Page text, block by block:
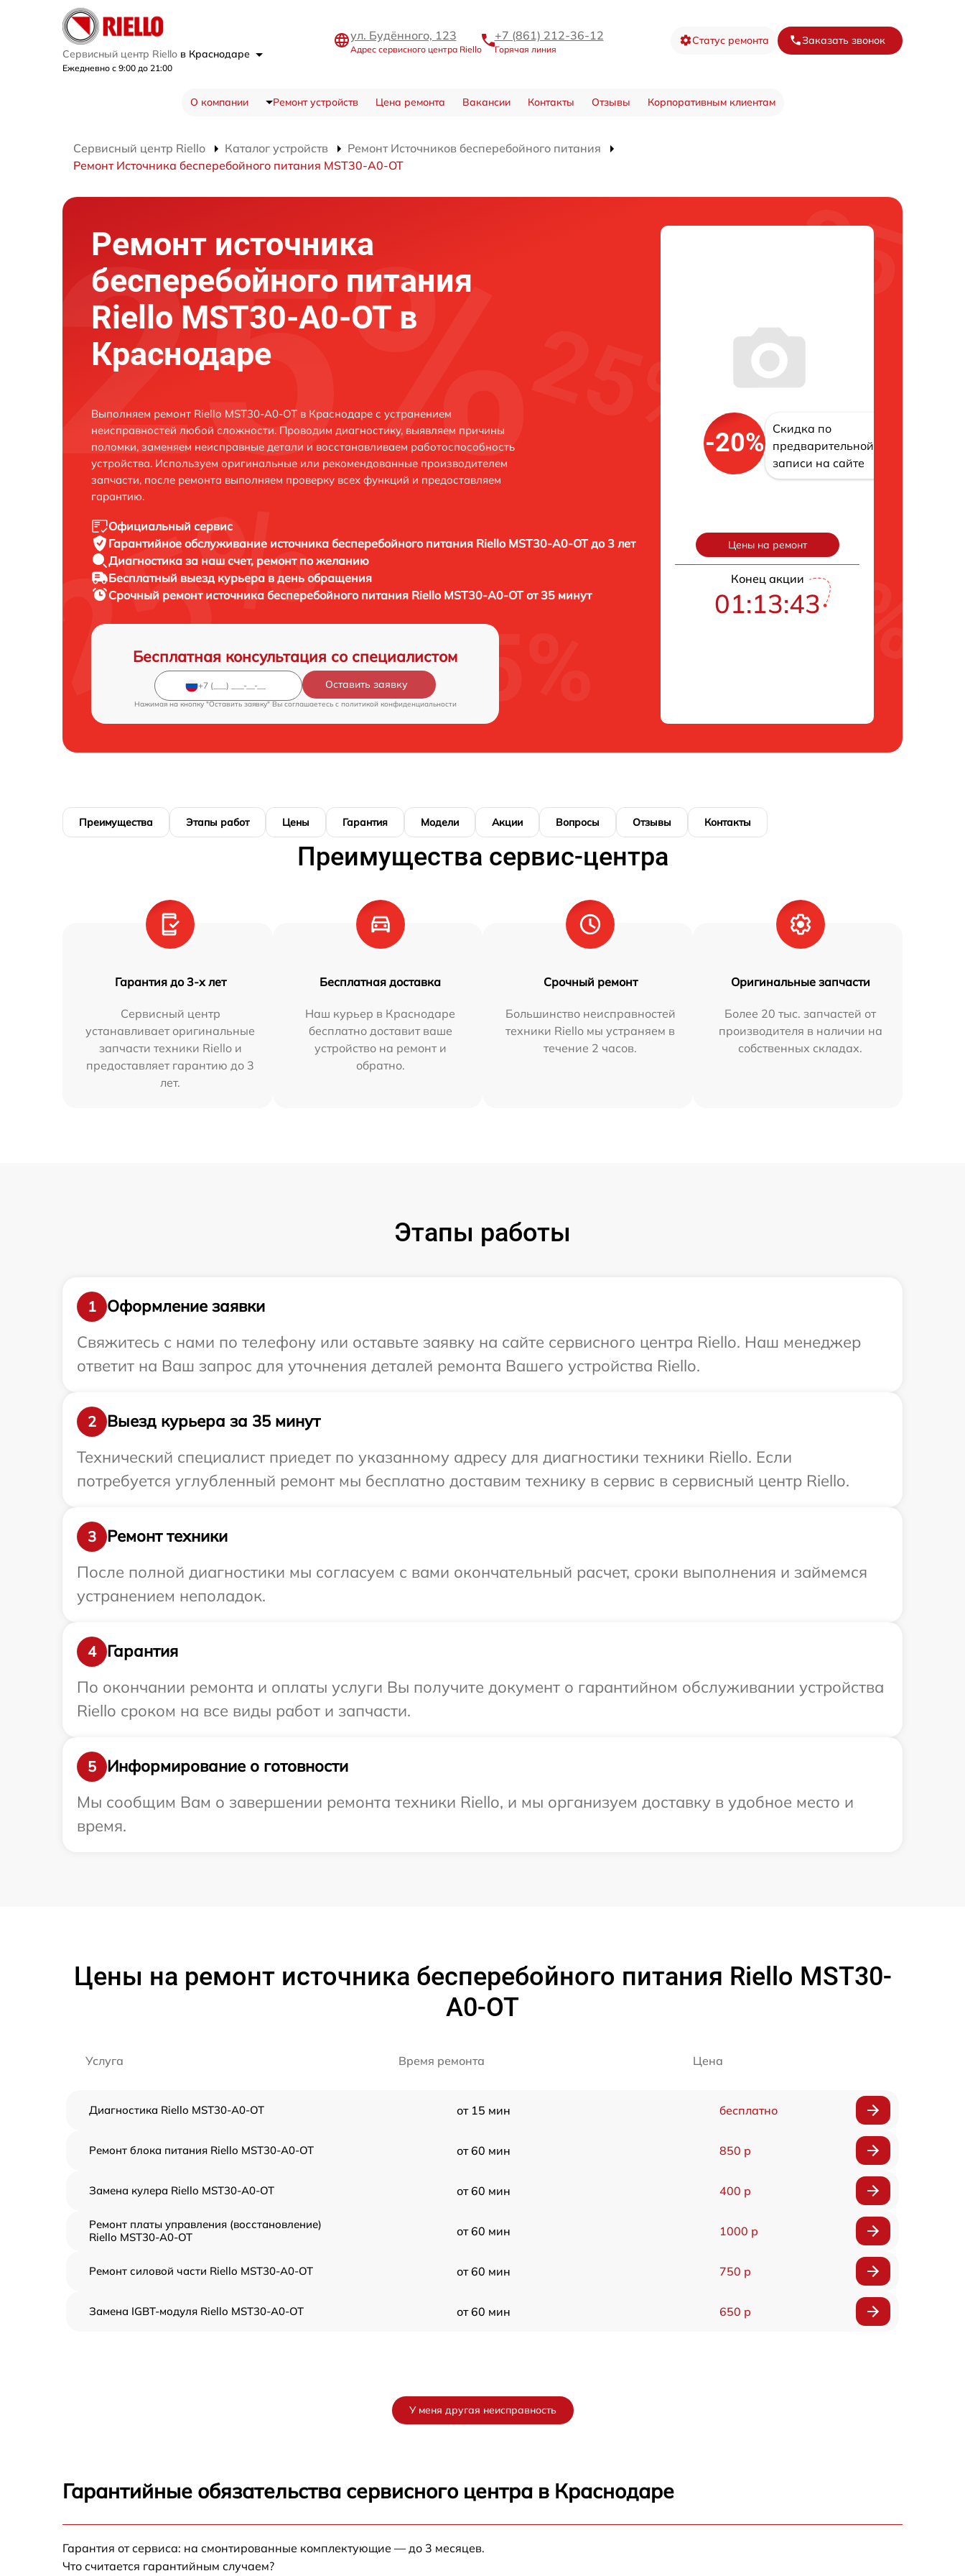
Сервисный центр Riello в Краснодаре
Ежедневно с 9:00 до 21:00
ул. Будённого, 123
Адрес сервисного центра Riello
+7 (861) 212-36-12
Горячая линия
Статус ремонта Заказать звонок
О компании Ремонт устройств Цена ремонта Вакансии Контакты Отзывы Корпоративным клиентам
Сервисный центр Riello Каталог устройств
Ремонт Источников бесперебойного питания
Ремонт Источника бесперебойного питания MST30-A0-OT
Ремонт источника
бесперебойного питания
Riello MST30-A0-OT в
Краснодаре
Выполняем ремонт Riello MST30-A0-OT в Краснодаре с устранением
неисправностей любой сложности. Проводим диагностику, выявляем причины
поломки, заменяем неисправные детали и восстанавливаем работоспособность
устройства. Используем оригинальные или рекомендованные производителем
запчасти, после ремонта выполняем проверку всех функций и предоставляем
гарантию.
Официальный сервис
Гарантийное обслуживание источника бесперебойного питания Riello MST30-A0-OT до 3 лет
Диагностика за наш счет, ремонт по желанию
Бесплатный выезд курьера в день обращения
Срочный ремонт источника бесперебойного питания Riello MST30-A0-OT от 35 минут
Бесплатная консультация со специалистом
Оставить заявку
Нажимая на кнопку "Оставить заявку" Вы соглашаетесь c политикой конфиденциальности
-20%
Скидка по
предварительной
записи на сайте
Цены на ремонт
Конец акции
01:13:42
Преимущества Этапы работ Цены Гарантия Модели Акции Вопросы Отзывы Контакты
Преимущества сервис-центра
Гарантия до 3-х лет
Сервисный центр
устанавливает оригинальные
запчасти техники Riello и
предоставляет гарантию до 3
лет.
Бесплатная доставка
Наш курьер в Краснодаре
бесплатно доставит ваше
устройство на ремонт и
обратно.
Срочный ремонт
Большинство неисправностей
техники Riello мы устраняем в
течение 2 часов.
Оригинальные запчасти
Более 20 тыс. запчастей от
производителя в наличии на
собственных складах.
Этапы работы
1
Оформление заявки
Свяжитесь с нами по телефону или оставьте заявку на сайте сервисного центра Riello. Наш менеджер
ответит на Ваш запрос для уточнения деталей ремонта Вашего устройства Riello.
2
Выезд курьера за 35 минут
Технический специалист приедет по указанному адресу для диагностики техники Riello. Если
потребуется углубленный ремонт мы бесплатно доставим технику в сервис в сервисный центр Riello.
3
Ремонт техники
После полной диагностики мы согласуем с вами окончательный расчет, сроки выполнения и займемся
устранением неполадок.
4
Гарантия
По окончании ремонта и оплаты услуги Вы получите документ о гарантийном обслуживании устройства
Riello сроком на все виды работ и запчасти.
5
Информирование о готовности
Мы сообщим Вам о завершении ремонта техники Riello, и мы организуем доставку в удобное место и
время.
Цены на ремонт источника бесперебойного питания Riello MST30-
A0-OT
Услуга Время ремонта Цена
Диагностика Riello MST30-A0-OT от 15 мин бесплатно
Ремонт блока питания Riello MST30-A0-OT от 60 мин 850 р
Замена кулера Riello MST30-A0-OT от 60 мин 400 р
Ремонт платы управления (восстановление)
Riello MST30-A0-OT
от 60 мин 1000 р
Ремонт силовой части Riello MST30-A0-OT от 60 мин 750 р
Замена IGBT-модуля Riello MST30-A0-OT от 60 мин 650 р
У меня другая неисправность
Гарантийные обязательства сервисного центра в Краснодаре
Гарантия от сервиса: на смонтированные комплектующие — до 3 месяцев.
Что считается гарантийным случаем?